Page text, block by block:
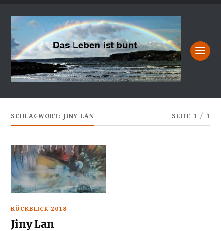
SCHLAGWORT: JINY LAN SEITE 1 / 1
RÜCKBLICK 2018
Jiny Lan